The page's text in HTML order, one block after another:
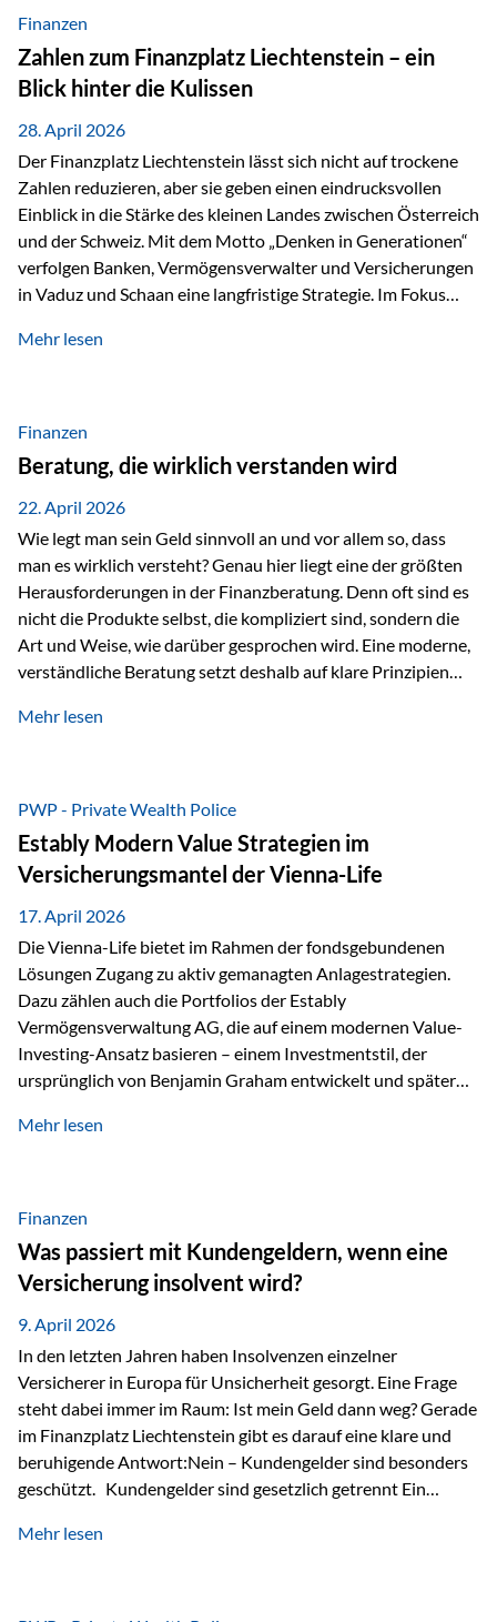
Wirtschaftswachstum, verändern die Spielregeln für
Investoren. Produktivität adressiert genau diese
Herausforderungen, da wirtschaftliches Wachstum
langfristig durch Produktivitätssteigerung entsteht, also
durch die Fähigkeit von Unternehmen, mehr…
Finanzen
Zahlen zum Finanzplatz Liechtenstein – ein
Blick hinter die Kulissen
28. April 2026
Der Finanzplatz Liechtenstein lässt sich nicht auf trockene
Zahlen reduzieren, aber sie geben einen eindrucksvollen
Einblick in die Stärke des kleinen Landes zwischen Österreich
und der Schweiz. Mit dem Motto „Denken in Generationen“
verfolgen Banken, Vermögensverwalter und Versicherungen
in Vaduz und Schaan eine langfristige Strategie. Im Fokus
Marktzugang Liechtenstein hat sich in den letzten Jahren zu
verfügbaren Kennzahlen (Stand Ende 2024, veröffentlicht
2025/2026)…
Mehr lesen
Finanzen
Beratung, die wirklich verstanden wird
22. April 2026
Wie legt man sein Geld sinnvoll an und vor allem so, dass
man es wirklich versteht? Genau hier liegt eine der größten
Herausforderungen in der Finanzberatung. Denn oft sind es
nicht die Produkte selbst, die kompliziert sind, sondern die
Art und Weise, wie darüber gesprochen wird. Eine moderne,
verständliche Beratung setzt deshalb auf klare Prinzipien
fünf zentrale Faktoren: eine saubere Struktur, breite
diesem Thema liefern unter anderem die praxisnahen
Ansätze von Finanzexperte Klaus Rost, der seit vielen Jahren
für eine verständliche und…
Mehr lesen
PWP - Private Wealth Police
Estably Modern Value Strategien im
Versicherungsmantel der Vienna-Life
17. April 2026
Die Vienna-Life bietet im Rahmen der fondsgebundenen
Lösungen Zugang zu aktiv gemanagten Anlagestrategien.
Dazu zählen auch die Portfolios der Estably
Vermögensverwaltung AG, die auf einem modernen Value-
Investing-Ansatz basieren – einem Investmentstil, der
ursprünglich von Benjamin Graham entwickelt und später
Modernes Value Investing als Grundlage Der
Fokus stehen Unternehmen, deren Börsenkurs unter ihrem
inneren Wert liegt. Neben klassischen
Bewertungskennzahlen werden auch qualitative Faktoren
wie Geschäftsmodell, Wettbewerbsvorteile und
Managementqualität…
Mehr lesen
Finanzen
Was passiert mit Kundengeldern, wenn eine
Versicherung insolvent wird?
9. April 2026
In den letzten Jahren haben Insolvenzen einzelner
Versicherer in Europa für Unsicherheit gesorgt. Eine Frage
steht dabei immer im Raum: Ist mein Geld dann weg? Gerade
im Finanzplatz Liechtenstein gibt es darauf eine klare und
beruhigende Antwort:Nein – Kundengelder sind besonders
geschützt. Kundengelder sind gesetzlich getrennt Ein
sogenannte Sondermasse. Das bedeutet:Die
Mehr lesen